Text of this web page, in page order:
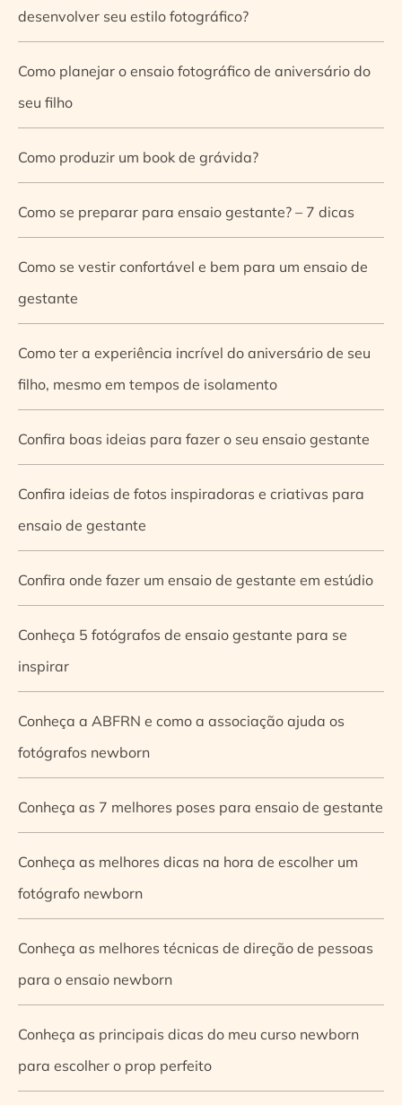
desenvolver seu estilo fotográfico?
Como planejar o ensaio fotográfico de aniversário do
seu filho
Como produzir um book de grávida?
Como se preparar para ensaio gestante? – 7 dicas
Como se vestir confortável e bem para um ensaio de
gestante
Como ter a experiência incrível do aniversário de seu
filho, mesmo em tempos de isolamento
Confira boas ideias para fazer o seu ensaio gestante
Confira ideias de fotos inspiradoras e criativas para
ensaio de gestante
Confira onde fazer um ensaio de gestante em estúdio
Conheça 5 fotógrafos de ensaio gestante para se
inspirar
Conheça a ABFRN e como a associação ajuda os
fotógrafos newborn
Conheça as 7 melhores poses para ensaio de gestante
Conheça as melhores dicas na hora de escolher um
fotógrafo newborn
Conheça as melhores técnicas de direção de pessoas
para o ensaio newborn
Conheça as principais dicas do meu curso newborn
para escolher o prop perfeito